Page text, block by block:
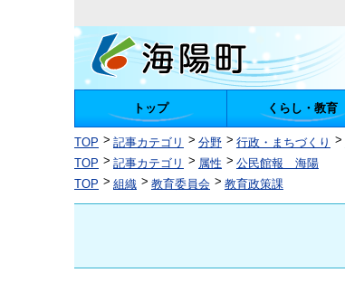
トップ くらし・教育
TOP 記事カテゴリ 分野 行政・まちづくり
TOP
記事カテゴリ 属性
公民館報 海陽
TOP
組織 教育委員会 教育政策課